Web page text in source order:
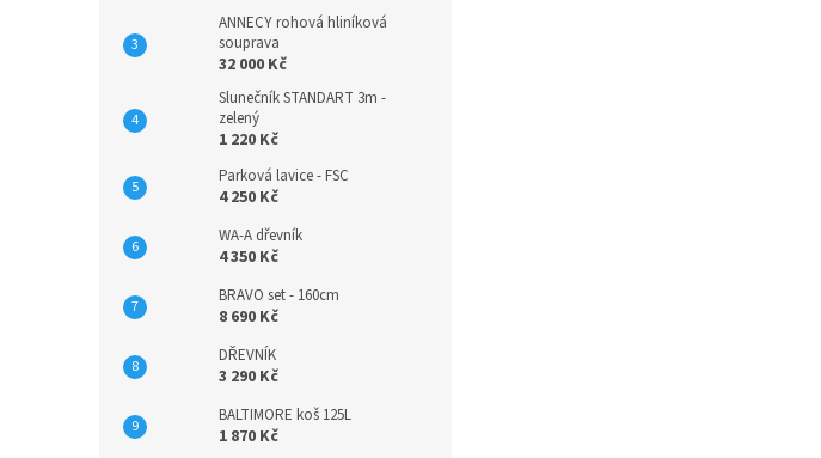
ANNECY rohová hliníková
souprava
32 000 Kč
Slunečník STANDART 3m -
zelený
1 220 Kč
Parková lavice - FSC
4 250 Kč
WA-A dřevník
4 350 Kč
BRAVO set - 160cm
8 690 Kč
DŘEVNÍK
3 290 Kč
BALTIMORE koš 125L
1 870 Kč